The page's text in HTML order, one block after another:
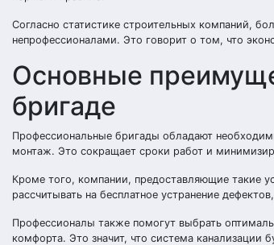
Согласно статистике строительных компаний,
непрофессионалами. Это говорит о том, что
Основные
бригаде
Профессиональные бригады обладают
монтаж. Это сокращает сроки работ и
Кроме того, компании, предоставляющие такие
рассчитывать на бесплатное устранение
Профессионалы также помогут выбрать
комфорта. Это значит, что система канализации